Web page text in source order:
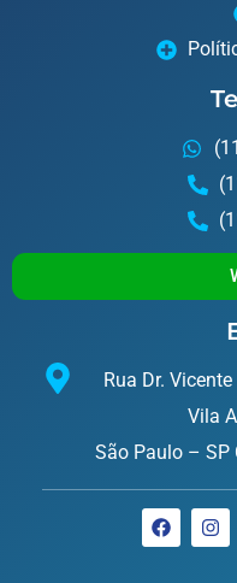
Rua Dr.
Vila
São Paulo – SP